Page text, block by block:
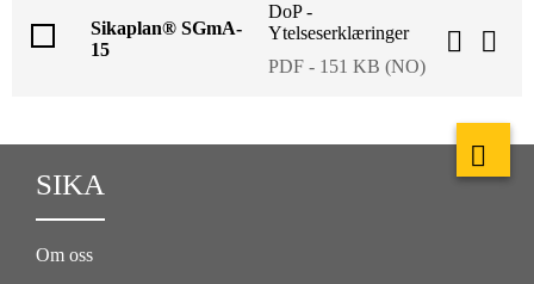
Sikaplan® SGmA-
15
DoP -
Ytelseserklæringer
PDF - 151 KB (NO)
SIKA
Om oss